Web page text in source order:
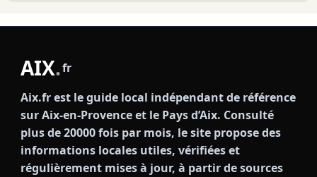
AIX.fr
Aix.fr est le guide local indépendant de référence
sur Aix-en-Provence et le Pays d’Aix. Consulté
plus de 20000 fois par mois, le site propose des
informations locales utiles, vérifiées et
régulièrement mises à jour, à partir de sources